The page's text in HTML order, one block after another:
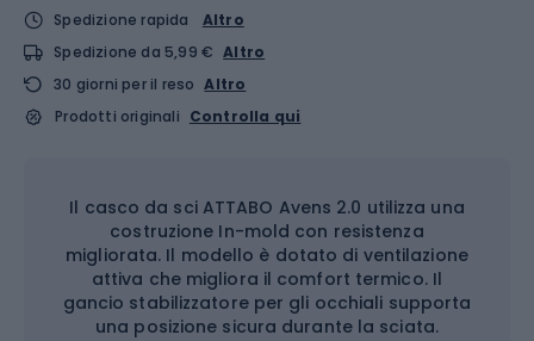
Spedizione rapida
Altro
Spedizione da 5,99 € Altro
30 giorni per il reso Altro
Prodotti originali Controlla qui
Il casco da sci ATTABO Avens 2.0 utilizza una
costruzione In-mold con resistenza
migliorata. Il modello è dotato di ventilazione
attiva che migliora il comfort termico. Il
gancio stabilizzatore per gli occhiali supporta
una posizione sicura durante la sciata.